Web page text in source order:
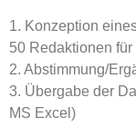
1. Konzeption
50 Redaktionen
2. Abstimmung/
3. Übergabe der
MS Excel)